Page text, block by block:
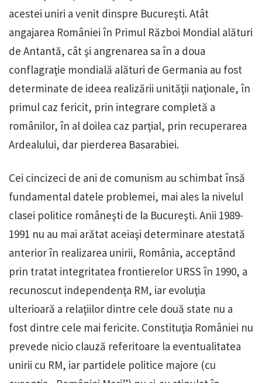
acestei uniri a venit dinspre Bucureşti. Atât
angajarea României în Primul Război Mondial alături
de Antantă, cât şi angrenarea sa în a doua
conflagraţie mondială alături de Germania au fost
determinate de ideea realizării unităţii naţionale, în
primul caz fericit, prin integrare completă a
românilor, în al doilea caz parţial, prin recuperarea
Ardealului, dar pierderea Basarabiei.
Cei cincizeci de ani de comunism au schimbat însă
fundamental datele problemei, mai ales la nivelul
clasei politice româneşti de la Bucureşti. Anii 1989-
1991 nu au mai arătat aceiaşi determinare atestată
anterior în realizarea unirii, România, acceptând
prin tratat integritatea frontierelor URSS în 1990, a
recunoscut independenţa RM, iar evoluţia
ulterioară a relaţiilor dintre cele două state nu a
fost dintre cele mai fericite. Constituţia României nu
prevede nicio clauză referitoare la eventualitatea
unirii cu RM, iar partidele politice majore (cu